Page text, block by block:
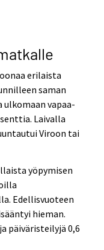
erilaista
saman
vapaa-
Laivalla
Viroon tai
yöpymisen
Edellisvuoteen
hieman.
päiväristeilyjä 0,6